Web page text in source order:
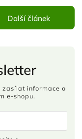
Další článek
zasílat informace o
e-shopu.